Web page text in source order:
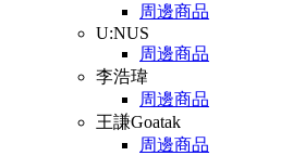
周邊商品
U:NUS
周邊商品
李浩瑋
周邊商品
王謙Goatak
周邊商品